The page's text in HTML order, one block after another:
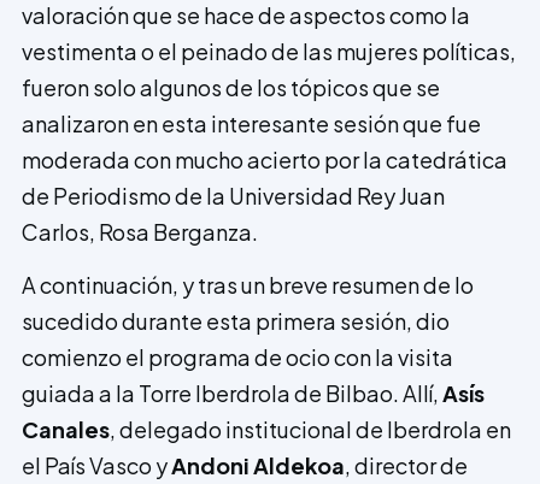
valoración que se hace de aspectos como la
vestimenta o el peinado de las mujeres políticas,
fueron solo algunos de los tópicos que se
analizaron en esta interesante sesión que fue
moderada con mucho acierto por la catedrática
de Periodismo de la Universidad Rey Juan
Carlos, Rosa Berganza.
A continuación, y tras un breve resumen de lo
sucedido durante esta primera sesión, dio
comienzo el programa de ocio con la visita
guiada a la Torre Iberdrola de Bilbao. Allí,Asís
Canales, delegado institucional de Iberdrola en
el País Vasco yAndoni Aldekoa, director de